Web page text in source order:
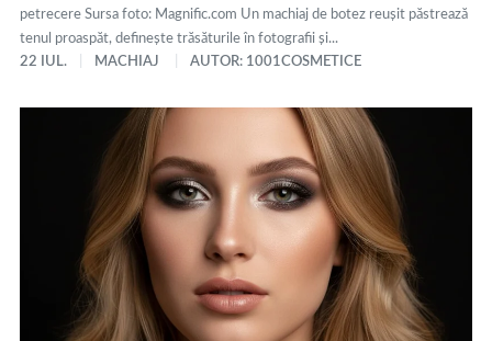
petrecere Sursa foto: Magnific.com Un machiaj de botez reușit păstrează
tenul proaspăt, definește trăsăturile în fotografii și...
22 IUL.
MACHIAJ AUTOR: 1001COSMETICE